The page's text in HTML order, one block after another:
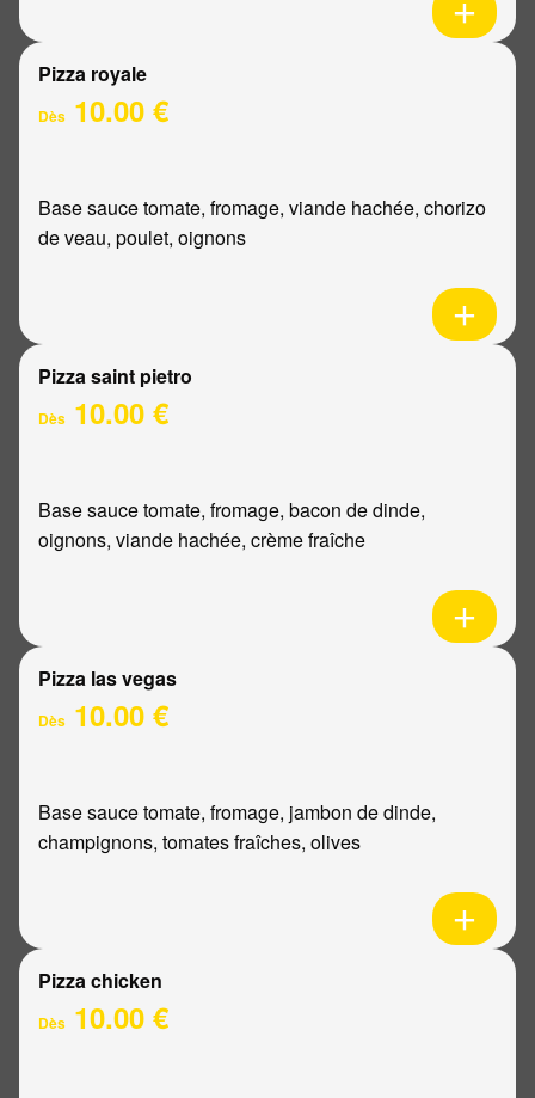
Pizza royale
Dès 10.00 €
Base sauce tomate, fromage, viande hachée, chorizo
de veau, poulet, oignons
Pizza saint pietro
Dès 10.00 €
Base sauce tomate, fromage, bacon de dinde,
oignons, viande hachée, crème fraîche
Pizza las vegas
Dès 10.00 €
Base sauce tomate, fromage, jambon de dinde,
champignons, tomates fraîches, olives
Pizza chicken
Dès 10.00 €